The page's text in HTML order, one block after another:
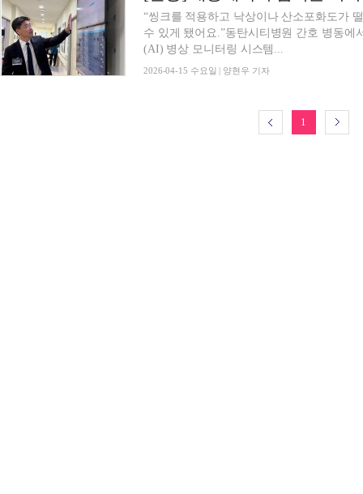
“씽크를 적용하고 낙상이나 산소포화도가
수 있게 됐어요.”동탄시티병원 간호 병동
(AI) 병상 모니터링 시스템...
2026-04-15 수요일 | 양현우 기자
1